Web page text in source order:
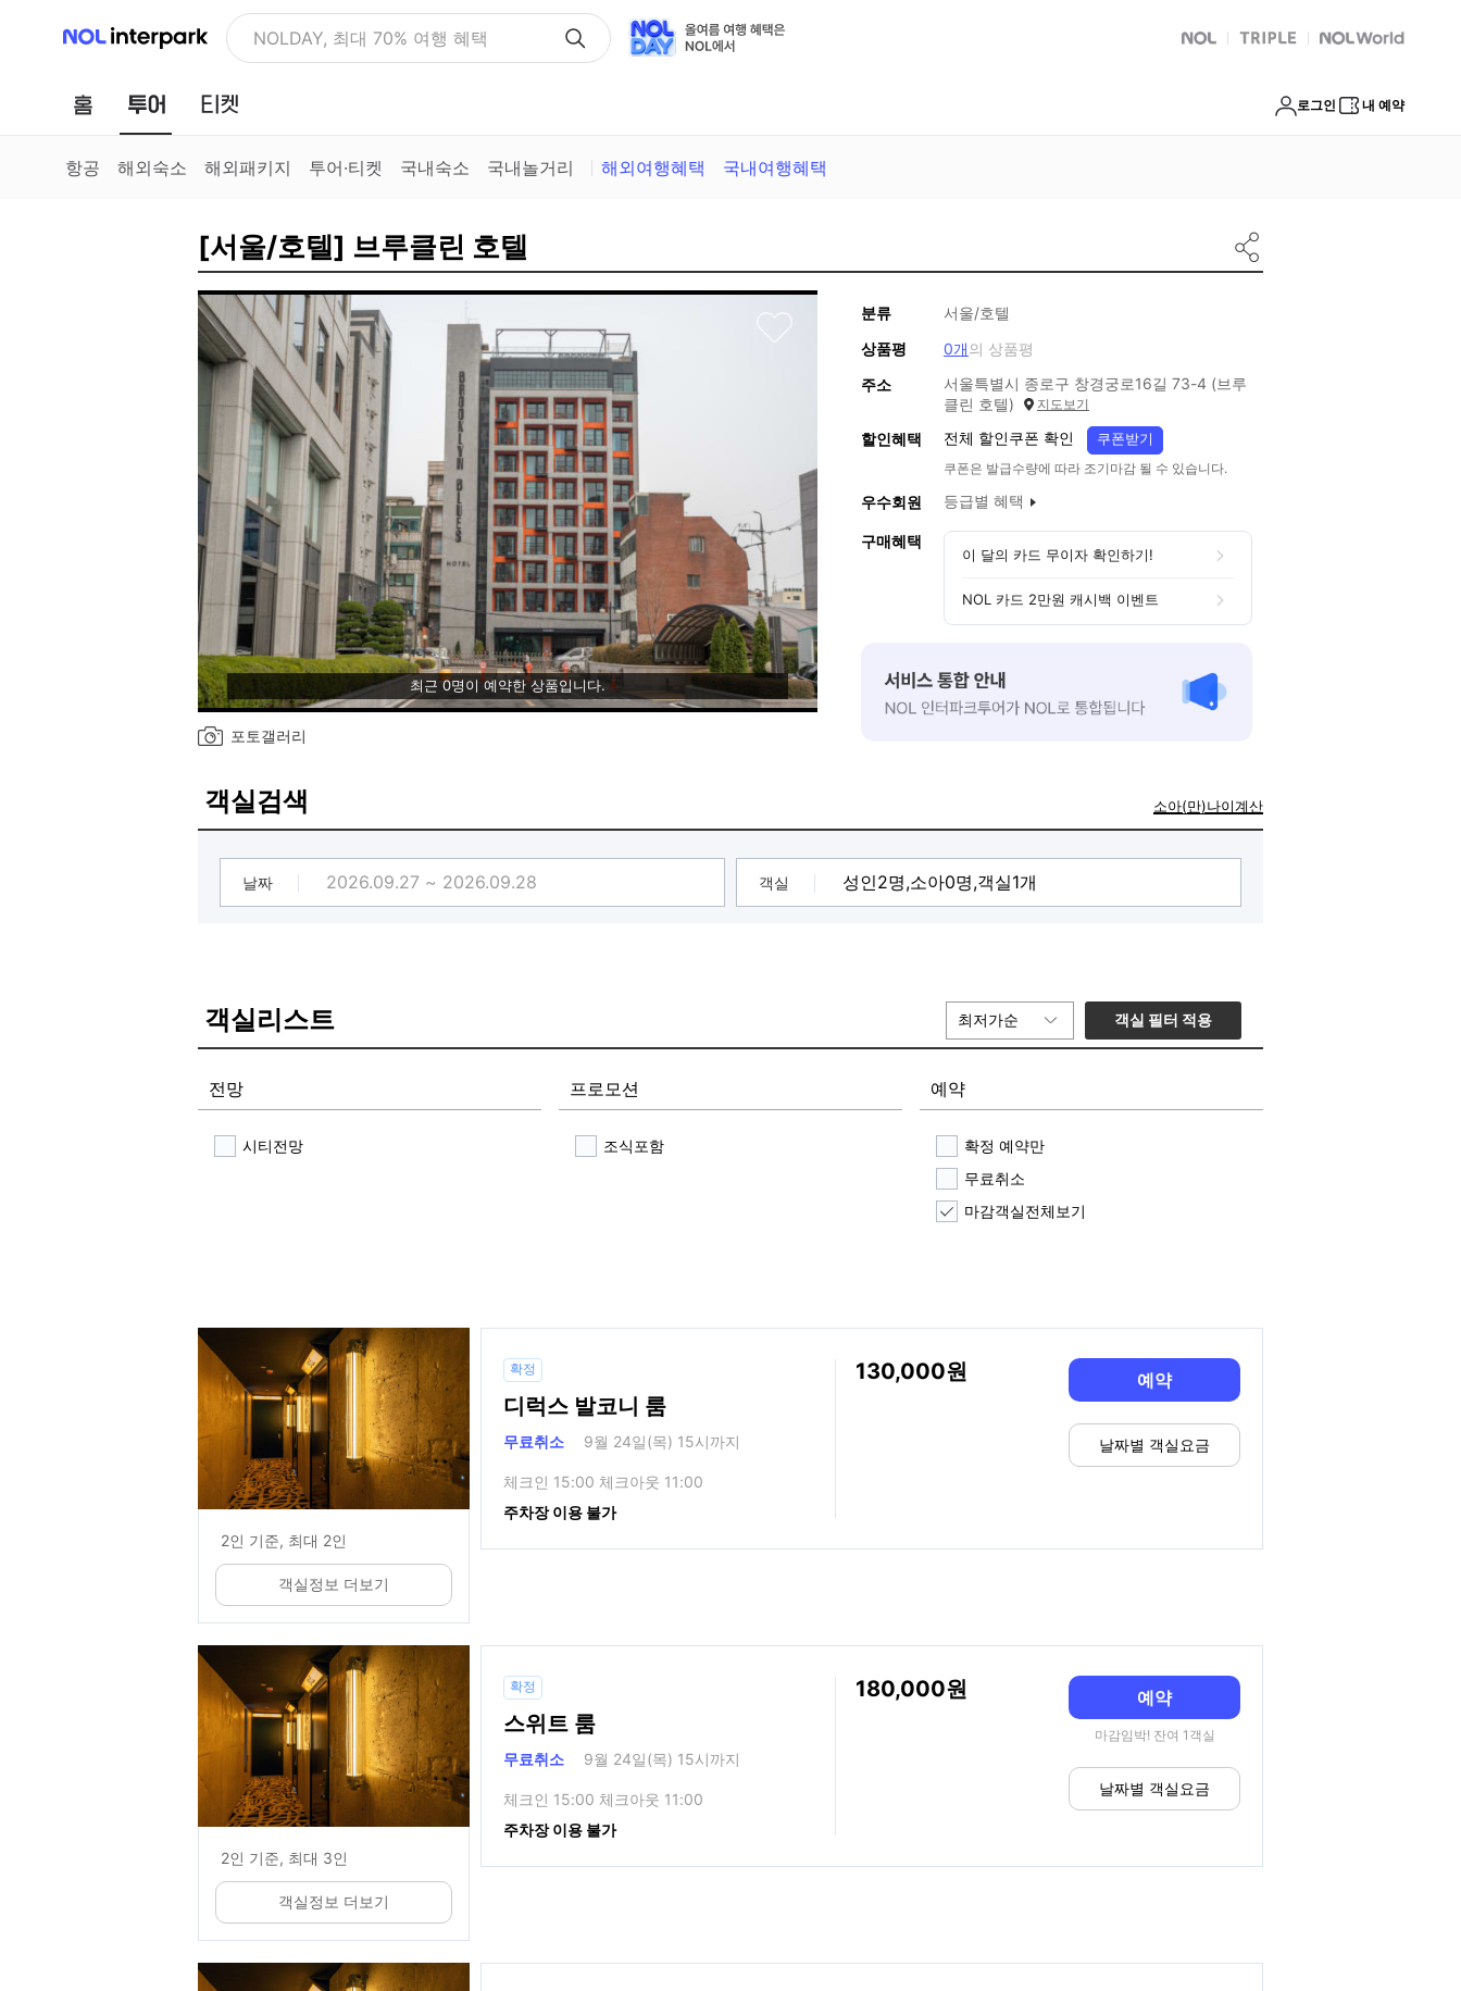
NOL 인터파크 NOLDAY, 최대 70% 여행 혜택 NOL 트리플 Global Interpark
홈 투어 로그인 내 예약
항공 해외숙소 해외패키지 투어·티켓 국내숙소 국내놀거리 해외여행혜택 국내여행혜택
[서울/호텔] 브루클린 호텔
최근 0명이 예약한 상품입니다.
포토갤러리
분류
서울/호텔
상품평
0개의 상품평
주소
서울특별시 종로구 창경궁로16길 73-4 (브루
클린 호텔)
지도보기
할인혜택 전체 할인쿠폰 확인 쿠폰받기
쿠폰은 발급수량에 따라 조기마감 될 수 있습니다.
우수회원 등급별 혜택
구매혜택
이 달의 카드 무이자 확인하기!
NOL 카드 2만원 캐시백 이벤트
객실검색 소아(만)나이계산
날짜 객실
객실리스트 최저가순 객실 필터 적용
전망
시티전망
프로모션
조식포함
예약
확정 예약만
무료취소
마감객실전체보기
2인 기준, 최대 2인
객실정보 더보기
확정
디럭스 발코니 룸
무료취소 9월 24일(목) 15시까지
체크인 15:00 체크아웃 11:00
주차장 이용 불가
130,000 예약
날짜별 객실요금
2인 기준, 최대 3인
객실정보 더보기
확정
스위트 룸
무료취소 9월 24일(목) 15시까지
체크인 15:00 체크아웃 11:00
주차장 이용 불가
180,000 예약
마감임박! 잔여 1객실
날짜별 객실요금